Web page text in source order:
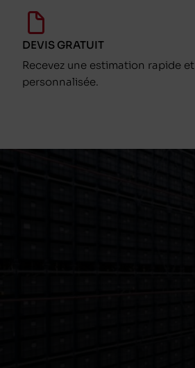
DEVIS GRATUIT
Recevez une estimation rapide et
personnalisée.